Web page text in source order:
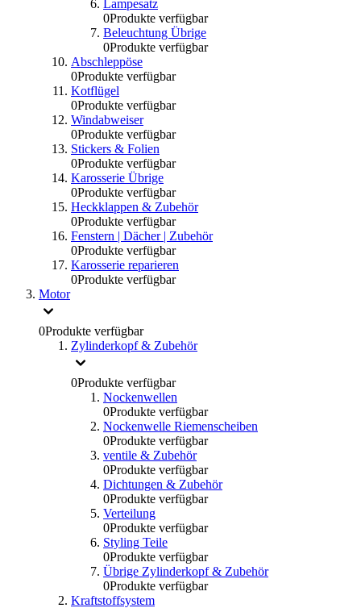
Lampesatz
0Produkte verfügbar
Beleuchtung Übrige
0Produkte verfügbar
Abschleppöse
0Produkte verfügbar
Kotflügel
0Produkte verfügbar
Windabweiser
0Produkte verfügbar
Stickers & Folien
0Produkte verfügbar
Karosserie Übrige
0Produkte verfügbar
Heckklappen & Zubehör
0Produkte verfügbar
Fenstern | Dächer | Zubehör
0Produkte verfügbar
Karosserie reparieren
0Produkte verfügbar
Motor
0Produkte verfügbar
Zylinderkopf & Zubehör
0Produkte verfügbar
Nockenwellen
0Produkte verfügbar
Nockenwelle Riemenscheiben
0Produkte verfügbar
ventile & Zubehör
0Produkte verfügbar
Dichtungen & Zubehör
0Produkte verfügbar
Verteilung
0Produkte verfügbar
Styling Teile
0Produkte verfügbar
Übrige Zylinderkopf & Zubehör
0Produkte verfügbar
Kraftstoffsystem